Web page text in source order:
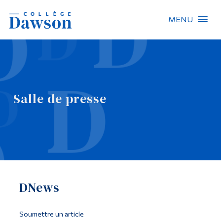
MENU
Salle de presse
DNews
Soumettre un article
Recherche sur le site
Recherche de personnes
EN
Omnivox